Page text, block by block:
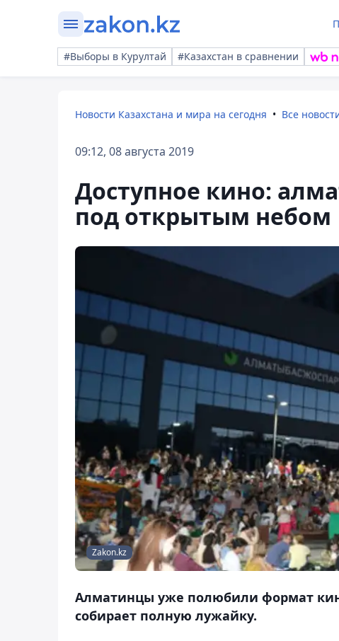
#Выборы в Курултай #Казахстан в сравнении
Новости Казахстана и мира на сегодня Все
09:12, 08 августа 2019
Доступное кино:
под открытым небом
Zakon.kz
Алматинцы уже полюбили формат
собирает полную лужайку.